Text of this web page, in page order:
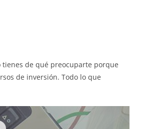
de qué preocuparte porque
de inversión. Todo lo que